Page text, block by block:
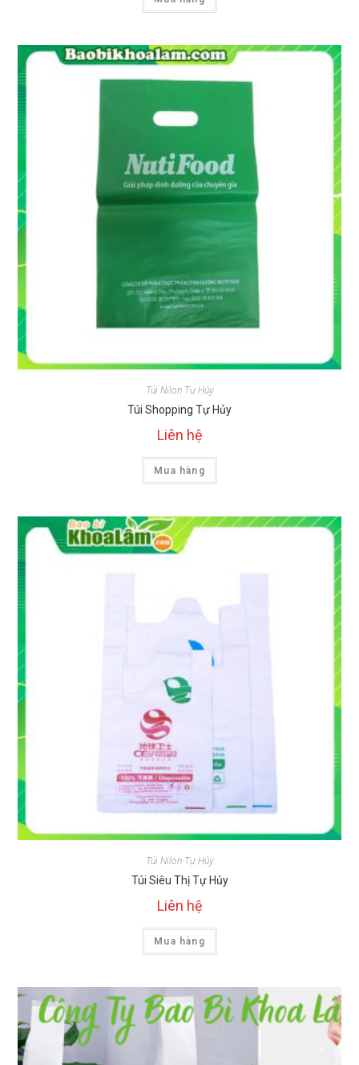
Túi Nilon Tự Hủy
Túi Shopping Tự Hủy
Liên hệ
Mua hàng
Túi Nilon Tự Hủy
Túi Siêu Thị Tự Hủy
Liên hệ
Mua hàng